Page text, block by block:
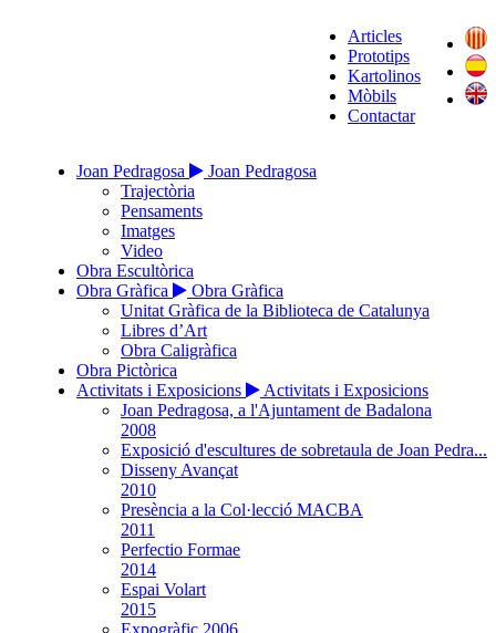
Articles
Prototips
Kartolinos
Mòbils
Contactar
Joan Pedragosa
Joan Pedragosa
Trajectòria
Pensaments
Imatges
Video
Obra Escultòrica
Obra Gràfica
Obra Gràfica
Unitat Gràfica de la Biblioteca de Catalunya
Libres d’Art
Obra Caligràfica
Obra Pictòrica
Activitats i Exposicions
Activitats i Exposicions
Joan Pedragosa, a l'Ajuntament de Badalona
2008
Exposició d'escultures de sobretaula de Joan Pedra...
Disseny Avançat
2010
Presència a la Col·lecció MACBA
2011
Perfectio Formae
2014
Espai Volart
2015
Expogràfic 2006